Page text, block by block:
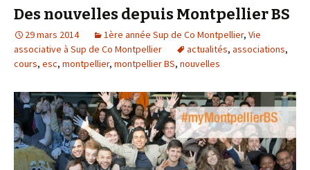
Des nouvelles depuis Montpellier BS
29 mars 2014 1ère année Sup de Co Montpellier, Vie
associative à Sup de Co Montpellier
actualités, associations,
cours, esc, montpellier, montpellier BS, nouvelles